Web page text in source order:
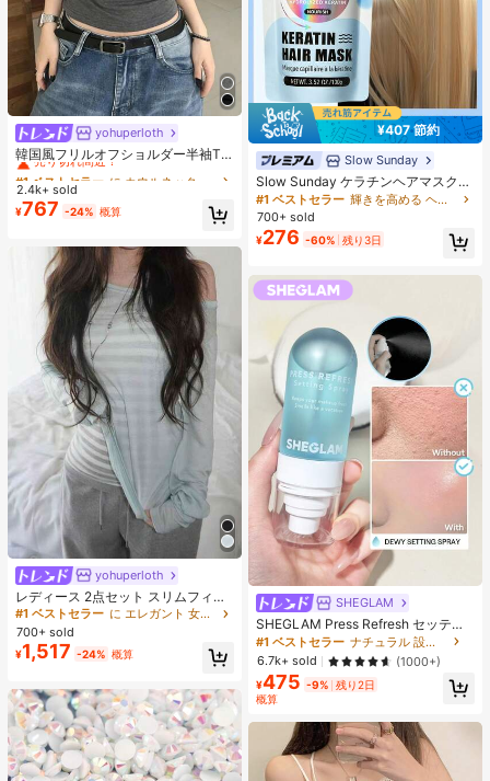
yohuperloth
韓国風フリルオフショルダー半袖T
シャツ、フィットウエストスリミン
グ多用途トップ カジュアルサマー
#1 ベストセラー
売り切れ間近！
#1 ベストセラー
売り切れ間近！
#1 ベストセラー
売り切れ間近！
#1 ベストセラー
に カウルネック 女性用トップス、ブラウス、Tシャツ
2.4k+ sold
¥767 -24% 概算
yohuperloth
レディース 2点セット スリムフィッ
ト セミシアー スパゲッティストラッ
プ ストライプ キャミソールトップ
エレガント
#1 ベストセラー
に エレガント 女性用ツーピース衣装
700+ sold
¥1,517 -24% 概算
¥407 節約
Slow Sunday
Slow Sunday ケラチンヘアマスク、
ケラチン、タンパク質豊富な成分、
強力な保湿、髪の補修と強化、すべ
ての髪質に対応、バケーション、ビ
ーチ、旅行の必需品、夏のヘアケア
#1 ベストセラー
輝きを高める ヘアトリートメント
700+ sold
¥276 -60% 残り3日
SHEGLAM
SHEGLAM Press Refresh セッティ
ングスプレー 女性と女の子のための
ブランドビューティーコスメメイク
アップ
#1 ベストセラー
ナチュラル 設定スプレー
6.7k+ sold
(1000+)
¥475 -9% 残り2日
概算